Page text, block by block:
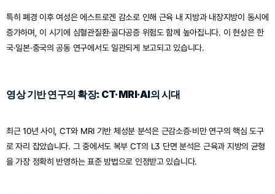
특히 폐경 이후 여성은 에스트로겐 감소로 인해 근육 내 지방과 내장지방이 동시에
증가하며, 이 시기에 심혈관질환·골다공증 위험도 함께 높아집니다. 이 현상은 한
국·일본·중국의 공동 연구에서도 일관되게 보고되고 있습니다.
영상 기반 연구의 확장: CT·MRI·AI의 시대
최근 10년 사이, CT와 MRI 기반 체성분 분석은 근감소증·비만 연구의 핵심 도구
로 자리 잡았습니다. 그 중에서도 복부 CT의 L3 단면 분석은 근육과 지방의 균형
을 가장 정확히 반영하는 표준 방법으로 인정받고 있습니다.